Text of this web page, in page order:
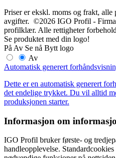
Priser er ekskl. moms og frakt,
avgifter. ©2026 IGO Profil -
profilklær. Alle rettigheter
Se produktet med din logo!
På Av Se nå Bytt logo
Av
Automatisk generert
Dette er en automatisk generert
det endelige trykket. Du vil alltid
produksjonen starter.
Informasjon om
IGO Profil bruker første- og
handleopplevelse.